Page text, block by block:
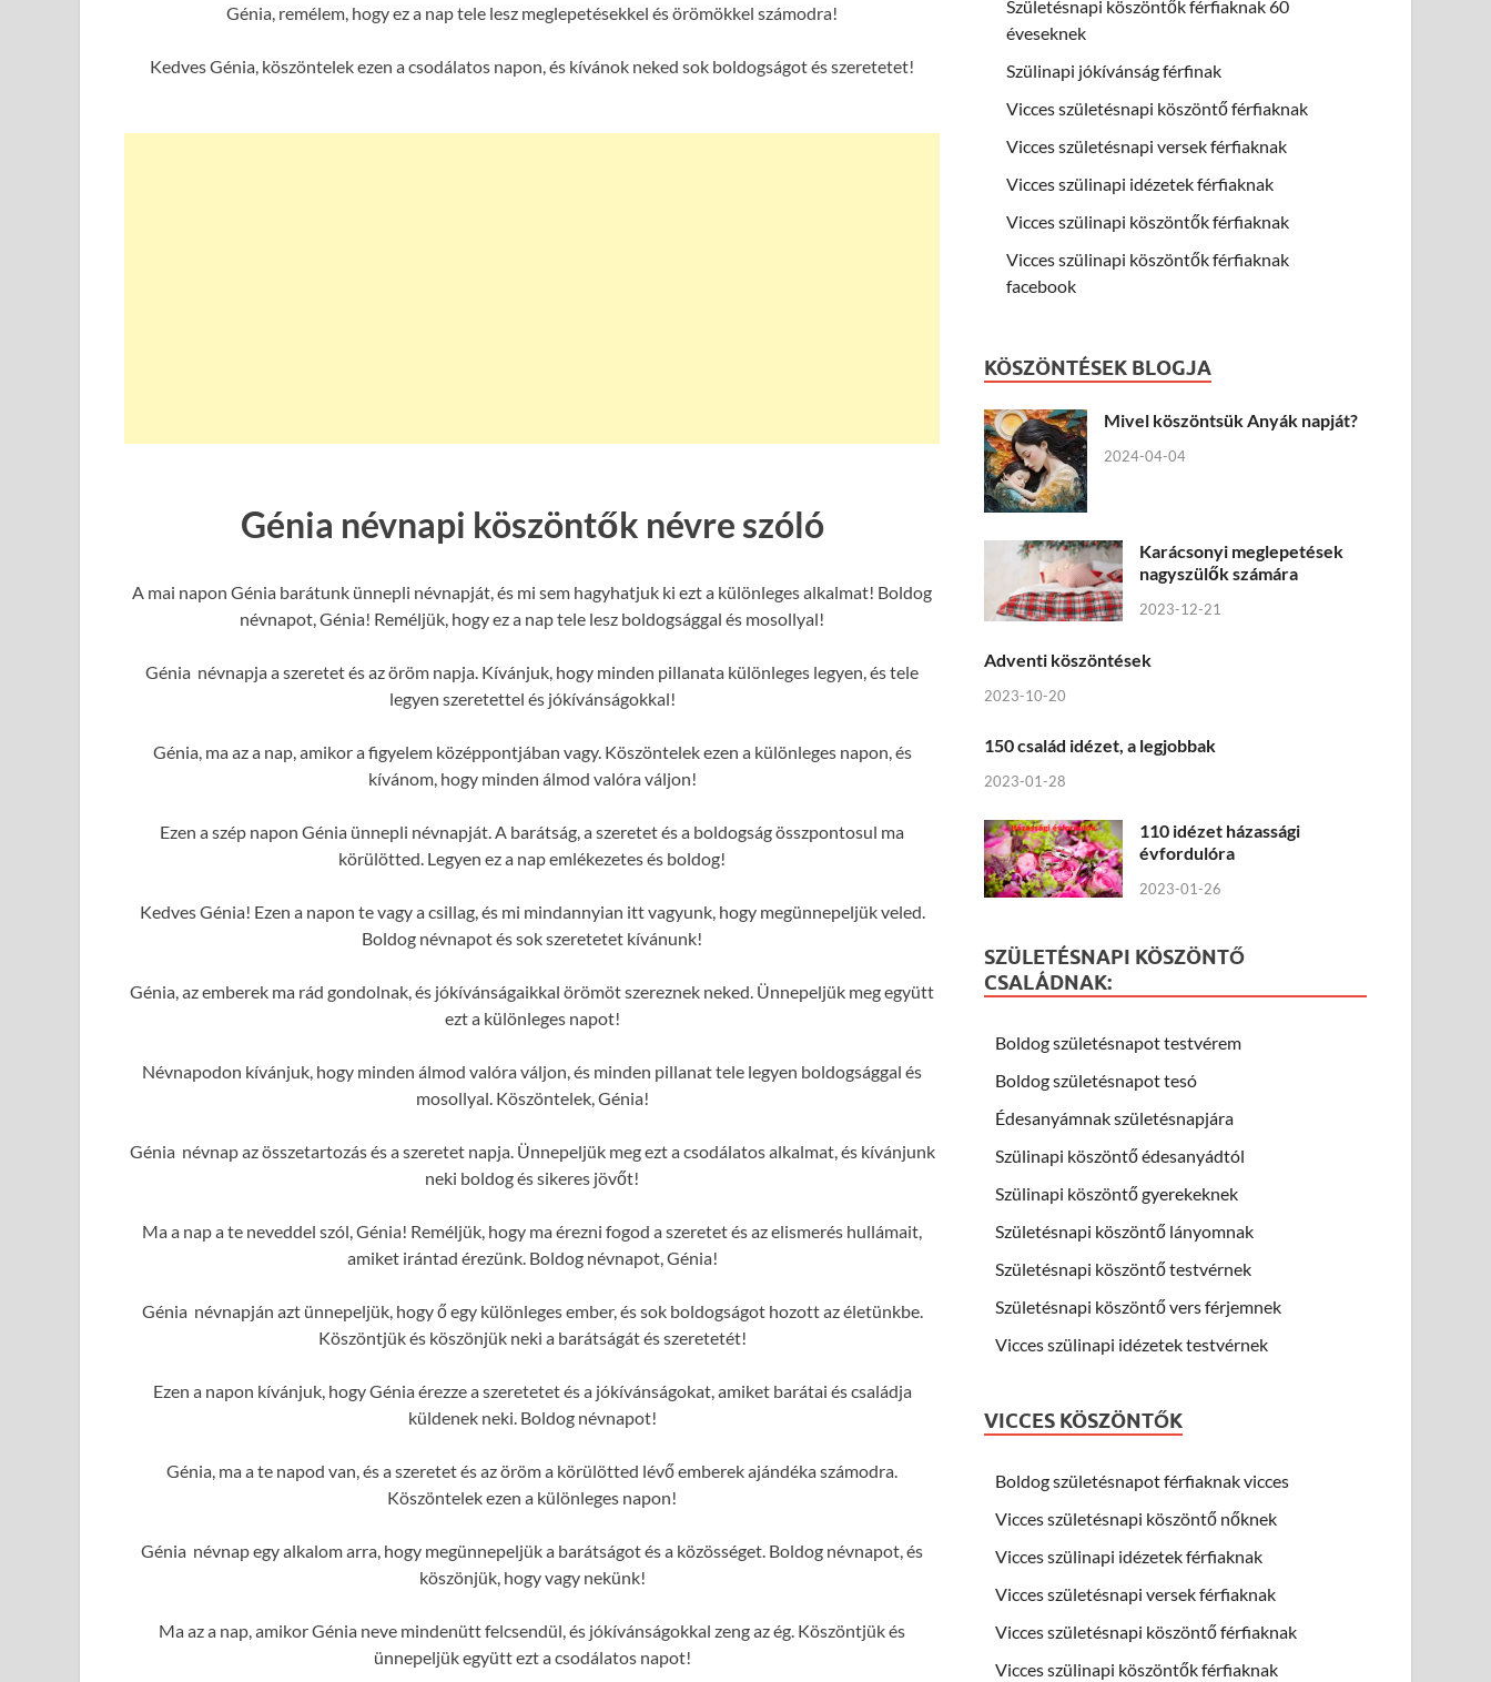
Génia, remélem, hogy ez a nap tele lesz meglepetésekkel és örömökkel számodra!
Kedves Génia, köszöntelek ezen a csodálatos napon, és kívánok neked sok boldogságot és szeretetet!
Génia névnapi köszöntők névre szóló
A mai napon Génia barátunk ünnepli névnapját, és mi sem hagyhatjuk ki ezt a különleges alkalmat! Boldog
névnapot, Génia! Reméljük, hogy ez a nap tele lesz boldogsággal és mosollyal!
Génia névnapja a szeretet és az öröm napja. Kívánjuk, hogy minden pillanata különleges legyen, és tele
legyen szeretettel és jókívánságokkal!
Génia, ma az a nap, amikor a figyelem középpontjában vagy. Köszöntelek ezen a különleges napon, és
kívánom, hogy minden álmod valóra váljon!
Ezen a szép napon Génia ünnepli névnapját. A barátság, a szeretet és a boldogság összpontosul ma
körülötted. Legyen ez a nap emlékezetes és boldog!
Kedves Génia! Ezen a napon te vagy a csillag, és mi mindannyian itt vagyunk, hogy megünnepeljük veled.
Boldog névnapot és sok szeretetet kívánunk!
Génia, az emberek ma rád gondolnak, és jókívánságaikkal örömöt szereznek neked. Ünnepeljük meg együtt
ezt a különleges napot!
Névnapodon kívánjuk, hogy minden álmod valóra váljon, és minden pillanat tele legyen boldogsággal és
mosollyal. Köszöntelek, Génia!
Génia névnap az összetartozás és a szeretet napja. Ünnepeljük meg ezt a csodálatos alkalmat, és kívánjunk
neki boldog és sikeres jövőt!
Ma a nap a te neveddel szól, Génia! Reméljük, hogy ma érezni fogod a szeretet és az elismerés hullámait,
amiket irántad érezünk. Boldog névnapot, Génia!
Génia névnapján azt ünnepeljük, hogy ő egy különleges ember, és sok boldogságot hozott az életünkbe.
Köszöntjük és köszönjük neki a barátságát és szeretetét!
Ezen a napon kívánjuk, hogy Génia érezze a szeretetet és a jókívánságokat, amiket barátai és családja
küldenek neki. Boldog névnapot!
Génia, ma a te napod van, és a szeretet és az öröm a körülötted lévő emberek ajándéka számodra.
Köszöntelek ezen a különleges napon!
Génia névnap egy alkalom arra, hogy megünnepeljük a barátságot és a közösséget. Boldog névnapot, és
köszönjük, hogy vagy nekünk!
Ma az a nap, amikor Génia neve mindenütt felcsendül, és jókívánságokkal zeng az ég. Köszöntjük és
ünnepeljük együtt ezt a csodálatos napot!
Születésnapi köszöntők férfiaknak 60
éveseknek
Szülinapi jókívánság férfinak
Vicces születésnapi köszöntő férfiaknak
Vicces születésnapi versek férfiaknak
Vicces szülinapi idézetek férfiaknak
Vicces szülinapi köszöntők férfiaknak
Vicces szülinapi köszöntők férfiaknak
facebook
KÖSZÖNTÉSEK BLOGJA
Mivel köszöntsük Anyák napját?
2024-04-04
Karácsonyi meglepetések
nagyszülők számára
2023-12-21
Adventi köszöntések
2023-10-20
150 család idézet, a legjobbak
2023-01-28
110 idézet házassági
évfordulóra
2023-01-26
SZÜLETÉSNAPI KÖSZÖNTŐ
CSALÁDNAK:
Boldog születésnapot testvérem
Boldog születésnapot tesó
Édesanyámnak születésnapjára
Szülinapi köszöntő édesanyádtól
Szülinapi köszöntő gyerekeknek
Születésnapi köszöntő lányomnak
Születésnapi köszöntő testvérnek
Születésnapi köszöntő vers férjemnek
Vicces szülinapi idézetek testvérnek
VICCES KÖSZÖNTŐK
Boldog születésnapot férfiaknak vicces
Vicces születésnapi köszöntő nőknek
Vicces szülinapi idézetek férfiaknak
Vicces születésnapi versek férfiaknak
Vicces születésnapi köszöntő férfiaknak
Vicces szülinapi köszöntők férfiaknak